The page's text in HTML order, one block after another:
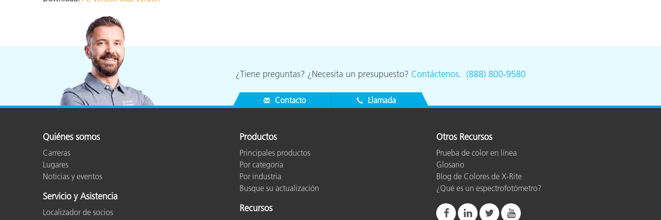
¿Tiene preguntas? ¿Necesita un presupuesto? Contáctenos. (888) 800-9580
Contacto Llamada
Quiénes somos
Carreras
Lugares
Noticias y eventos
Servicio y Asistencia
Localizador de socios
Productos
Principales productos
Por categoría
Por industria
Busque su actualización
Recursos
Otros Recursos
Prueba de color en línea
Glosario
Blog de Colores de X-Rite
¿Qué es un espectrofotómetro?